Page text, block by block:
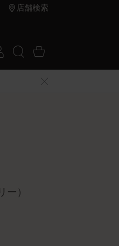
店舗検索
グイン
検索 (キーワード
カート 0 アイ
メニューを閉じる
）